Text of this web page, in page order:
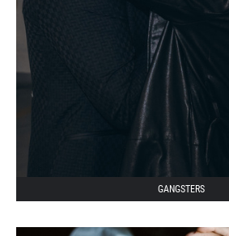
GANGSTERS